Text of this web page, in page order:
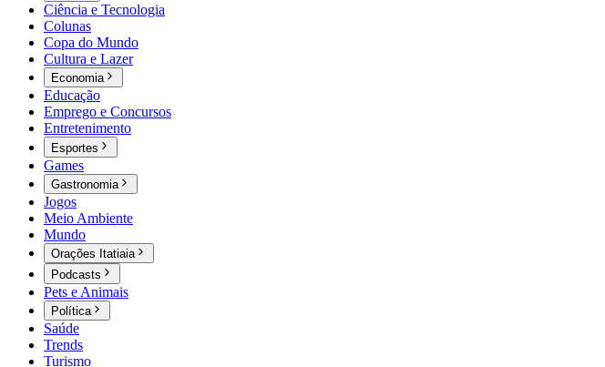
Ciência e Tecnologia
Colunas
Copa do Mundo
Cultura e Lazer
Economia
Educação
Emprego e Concursos
Entretenimento
Esportes
Games
Gastronomia
Jogos
Meio Ambiente
Mundo
Orações Itatiaia
Podcasts
Pets e Animais
Política
Saúde
Trends
Turismo